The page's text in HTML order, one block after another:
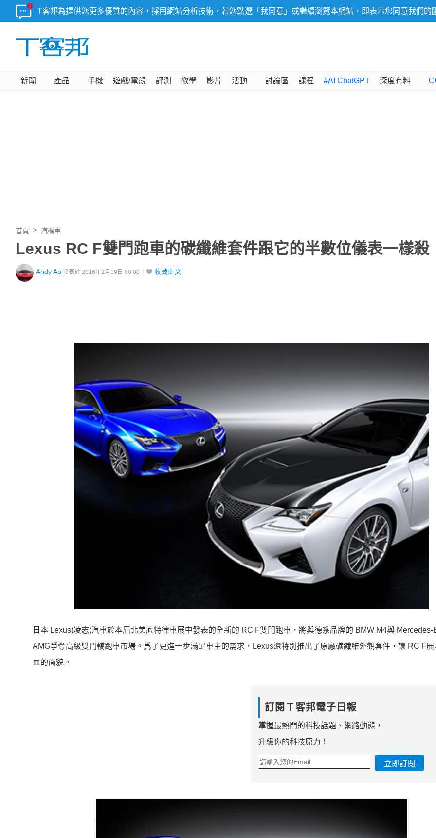
T客邦為提供您更多優質的內容，採用網站分析技術，若您點選「我同意」或繼續瀏覽本網站，即表示您同意我們的
新聞 產品 手機 遊戲/電競 評測 教學 影片 活動 討論區 課程 #AI ChatGPT 深度有料
首頁 汽機車
Lexus RC F雙門跑車的碳纖維套件跟它的半數位儀表一樣殺
Andy Ao 發表於 2016年2月19日 00:00 收藏此文
日本 Lexus(凌志)汽車於本屆北美底特律車展中發表的全新的 RC F雙門跑車，將與德系品牌的 BMW M4與 Mercedes-
AMG爭奪高級雙門轎跑車市場。爲了更進一步滿足車主的需求，Lexus還特別推出了原廠碳纖維外觀套件，讓 RC F展
血的面貌。
訂閱Ｔ客邦電子日報
掌握最熱門的科技話題、網路動態，
升級你的科技原力！
立即訂閱